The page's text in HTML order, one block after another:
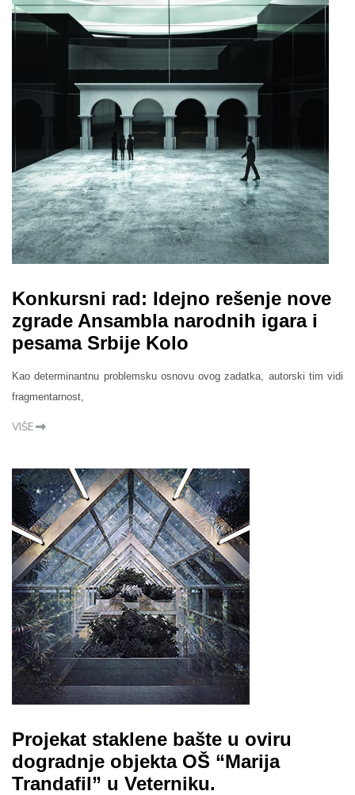
Konkursni rad: Idejno rešenje nove
zgrade Ansambla narodnih igara i
pesama Srbije Kolo
Kao determinantnu problemsku osnovu ovog zadatka, autorski tim vidi
fragmentarnost,
VIŠE
Projekat staklene bašte u oviru
dogradnje objekta OŠ “Marija
Trandafil” u Veterniku.